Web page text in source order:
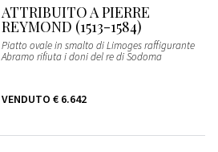
ATTRIBUITO A PIERRE
REYMOND (1513-1584)
Piatto ovale in smalto di Limoges raffigurante
Abramo rifiuta i doni del re di Sodoma
VENDUTO € 6.642